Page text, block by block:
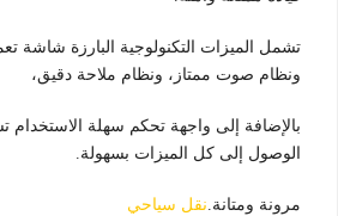
تشمل الميزات التكنولوجية البارزة شاشة
ونظام صوت ممتاز، ونظام ملاحة دقيق،
بالإضافة إلى واجهة تحكم سهلة
الوصول إلى كل الميزات بسهولة.
مرونة ومتانة.نقل سياحي